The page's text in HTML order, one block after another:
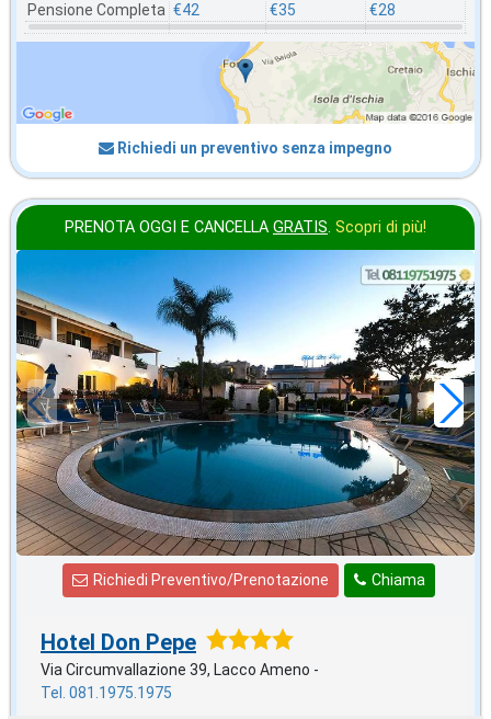
Pensione Completa €42
€35
€28
Richiedi un preventivo senza impegno
PRENOTA OGGI E CANCELLA GRATIS. Scopri di più!
ottobre
in offerta da
€52,71
a notte
Chiama
Richiedi Preventivo/Prenotazione
Hotel Don Pepe
Via Circumvallazione 39, Lacco Ameno -
Tel. 081.1975.1975